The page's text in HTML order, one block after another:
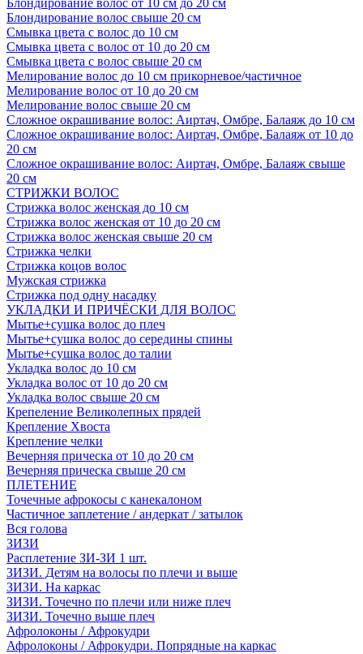
Блондирование волос от 10 см до 20 см
Блондирование волос свыше 20 см
Смывка цвета с волос до 10 см
Смывка цвета с волос от 10 до 20 см
Смывка цвета с волос свыше 20 см
Мелирование волос до 10 см прикорневое/частичное
Мелирование волос от 10 до 20 см
Мелирование волос свыше 20 см
Сложное окрашивание волос: Аиртач, Омбре, Балаяж до 10 см
Сложное окрашивание волос: Аиртач, Омбре, Балаяж от 10 до
20 см
Сложное окрашивание волос: Аиртач, Омбре, Балаяж свыше
20 см
СТРИЖКИ ВОЛОС
Стрижка волос женская до 10 см
Стрижка волос женская от 10 до 20 см
Стрижка волос женская свыше 20 см
Стрижка челки
Стрижка коцов волос
Мужская стрижка
Стрижка под одну насадку
УКЛАДКИ И ПРИЧЁСКИ ДЛЯ ВОЛОС
Мытье+сушка волос до плеч
Мытье+сушка волос до середины спины
Мытье+сушка волос до талии
Укладка волос до 10 см
Укладка волос от 10 до 20 см
Укладка волос свыше 20 см
Крепеление Великолепных прядей
Крепление Хвоста
Крепление челки
Вечерняя прическа от 10 до 20 см
Вечерняя прическа свыше 20 см
ПЛЕТЕНИЕ
Точечные афрокосы с канекалоном
Частичное заплетение / андеркат / затылок
Вся голова
ЗИЗИ
Расплетение ЗИ-ЗИ 1 шт.
ЗИЗИ. Детям на волосы по плечи и выше
ЗИЗИ. На каркас
ЗИЗИ. Точечно по плечи или ниже плеч
ЗИЗИ. Точечно выше плеч
Афролоконы / Афрокудри
Афролоконы / Афрокудри. Попрядные на каркас